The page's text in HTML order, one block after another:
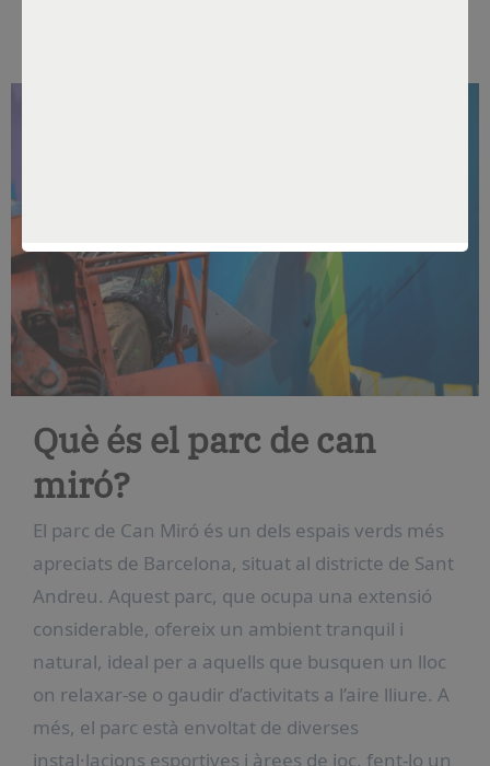
Què és el parc de can
miró?
El parc de Can Miró és un dels espais verds més
apreciats de Barcelona, situat al districte de Sant
Andreu. Aquest parc, que ocupa una extensió
considerable, ofereix un ambient tranquil i
natural, ideal per a aquells que busquen un lloc
on relaxar-se o gaudir d’activitats a l’aire lliure. A
més, el parc està envoltat de diverses
instal·lacions esportives i àrees de joc, fent-lo un